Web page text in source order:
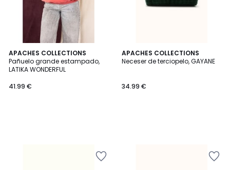
APACHES COLLECTIONS
Pañuelo grande estampado,
LATIKA WONDERFUL
41.99 €
APACHES COLLECTIONS
Neceser de terciopelo, GAYANE
34.99 €